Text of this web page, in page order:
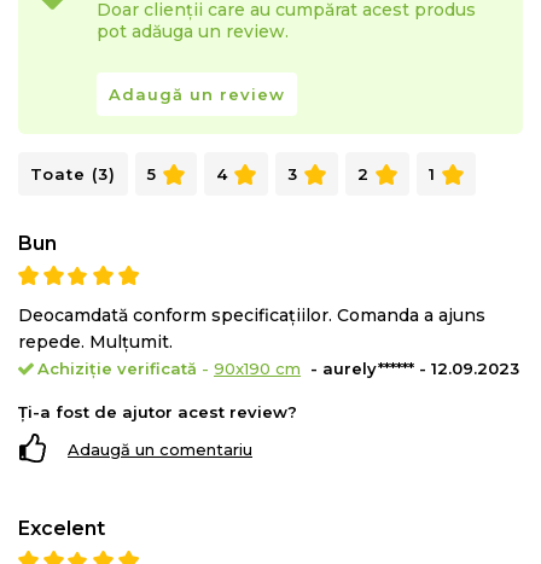
Micromasaj: Totodata profilarea structurii saltelei are
circulatiei sangvinein timpul somnului.
Doar clienții care au cumpărat acest produs
pot adăuga un review.
Adaugă un review
Toate (3) 5 4 3 2 1
Bun
Deocamdată conform specificațiilor. Comanda a ajuns
repede. Mulțumit.
Achiziție verificată - 90x190 cm - aurely****** - 12.09.2023
Ți-a fost de ajutor acest review?
Adaugă un comentariu
Excelent